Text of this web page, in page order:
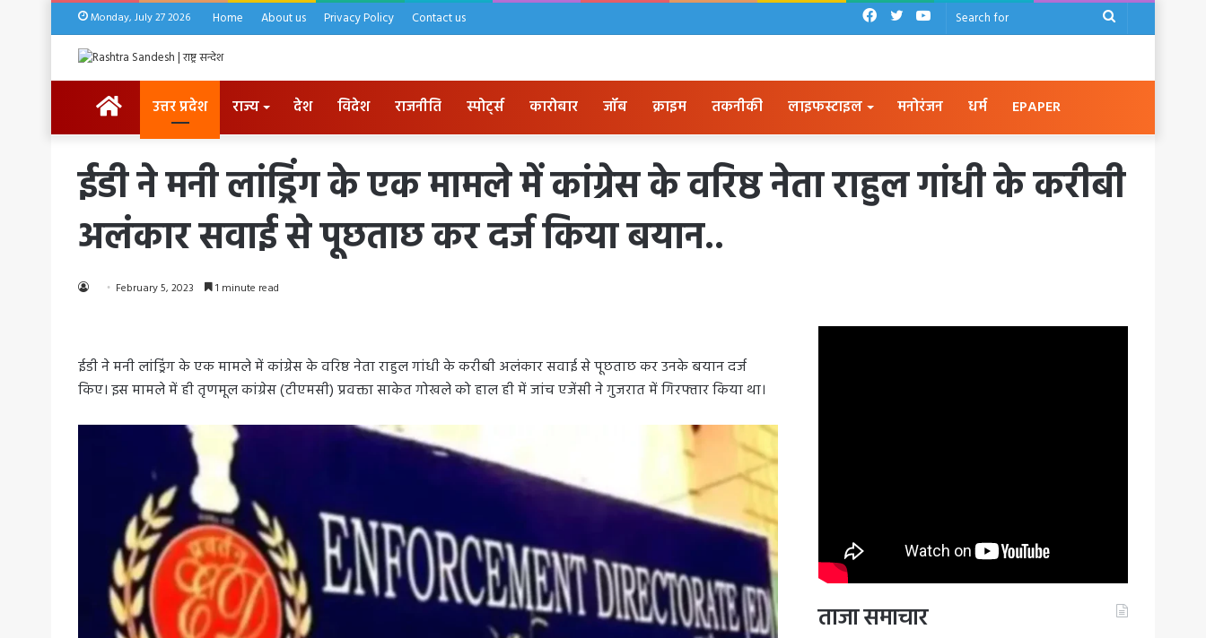
Monday, July 27 2026 Home About us Privacy Policy Contact us
Search
YouTube
Twitter
Facebook
HOMEउत्तर प्रदेश राज्य देश विदेश राजनीति स्पोर्ट्स कारोबार जॉब क्राइम तकनीकी लाइफस्टाइल मनोरंजन धर्म EPAPER
ईडी ने मनी लांड्रिंग के एक मामले में कांग्रेस के वरिष्ठ नेता राहुल गांधी के करीबी
अलंकार सवाई से पूछताछ कर दर्ज किया बयान..
February 5, 2023 1 minute read
ईडी ने मनी लांड्रिंग के एक मामले में कांग्रेस के वरिष्ठ नेता राहुल गांधी के करीबी अलंकार सवाई से पूछताछ कर उनके बयान दर्ज
किए। इस मामले में ही तृणमूल कांग्रेस (टीएमसी) प्रवक्ता साकेत गोखले को हाल ही में जांच एजेंसी ने गुजरात में गिरफ्तार किया था।
ताजा समाचार